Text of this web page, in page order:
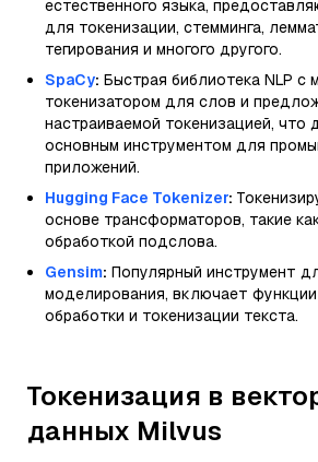
естественного языка,
для токенизации, стемминга,
тегирования и многого другого.
SpaCy: Быстрая библиотека NLP с
токенизатором для слов и
настраиваемой токенизацией, что
основным инструментом для
приложений.
Hugging Face Tokenizer:
основе трансформаторов, такие
обработкой подслова.
Gensim: Популярный инструмент
моделирования, включает
обработки и токенизации текста.
Токенизация в
данных Milvus